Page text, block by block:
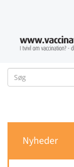
Nyheder